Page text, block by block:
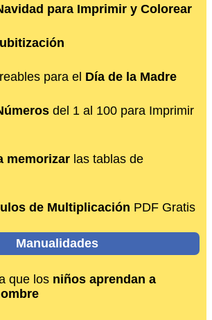
para Imprimir y Colorear
para el Día de la Madre
del 1 al 100 para Imprimir
memorizar las tablas de
de Multiplicación PDF Gratis
Manualidades
que los niños aprendan a